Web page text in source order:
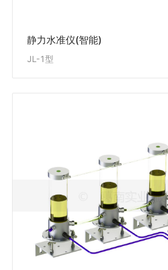
静力水准仪(智能)
JL-1型
适用于长期监测工程的多点各部位
辨率高、稳定性好、性能可靠、响
装简单快捷，可同步测量安
View Details